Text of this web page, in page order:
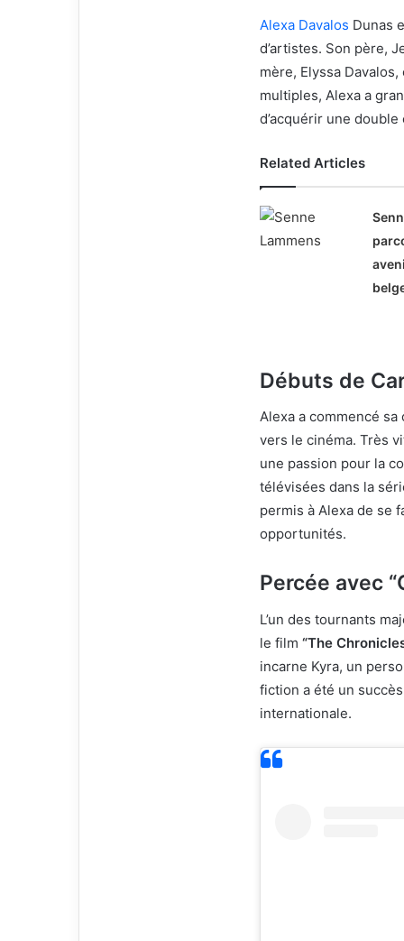
Alexa Davalos Dunas
d’artistes. Son père,
mère, Elyssa
multiples, Alexa a
d’acquérir une
Related Articles
Débuts de
Alexa a commencé
vers le cinéma. Très
une passion pour la
télévisées dans la
permis à Alexa de se
opportunités.
Percée avec
L’un des tournants
le film “The
incarne Kyra, un
fiction a été un
internationale.